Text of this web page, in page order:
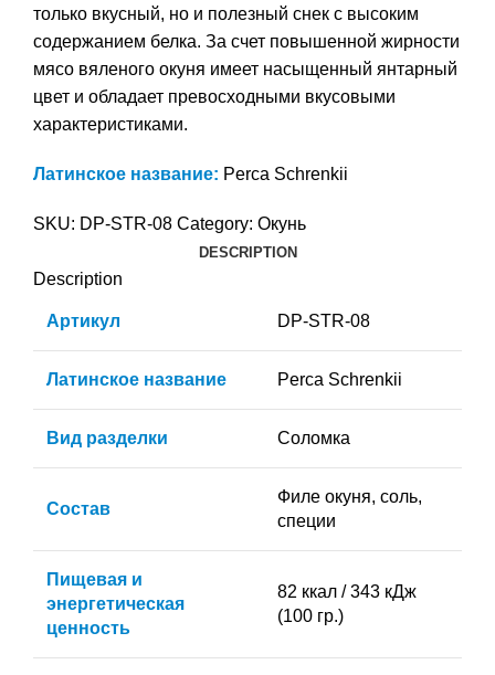
только вкусный, но и полезный снек с высоким
содержанием белка. За счет повышенной жирности
мясо вяленого окуня имеет насыщенный янтарный
цвет и обладает превосходными вкусовыми
характеристиками.
Латинское название: Perca Schrenkii
SKU: DP-STR-08 Category: Окунь
DESCRIPTION
Description
Артикул DP-STR-08
Латинское название Perca Schrenkii
Вид разделки Соломка
Состав
Филе окуня, соль,
специи
Пищевая и
энергетическая
ценность
82 ккал / 343 кДж
(100 гр.)